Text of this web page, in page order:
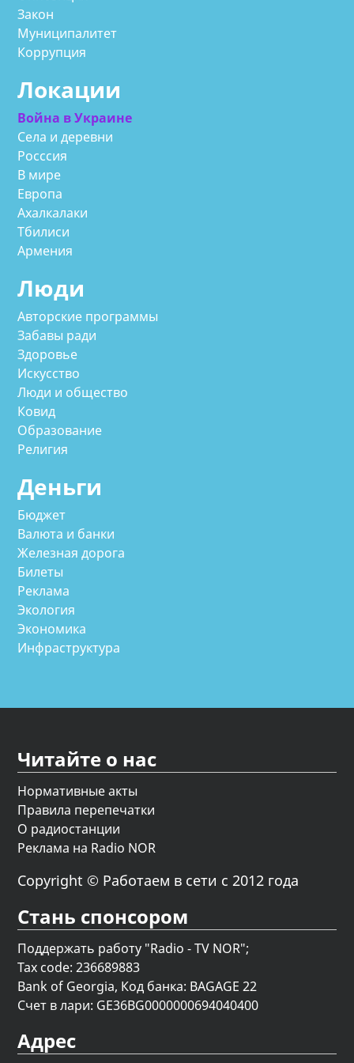
Закон
Муниципалитет
Коррупция
Локации
Война в Украине
Села и деревни
Росссия
В мире
Европа
Ахалкалаки
Тбилиси
Армения
Люди
Авторские программы
Забавы ради
Здоровье
Искусство
Люди и общество
Ковид
Образование
Религия
Деньги
Бюджет
Валюта и банки
Железная дорога
Билеты
Реклама
Экология
Экономика
Инфраструктура
Читайте о нас
Нормативные акты
Правила перепечатки
О радиостанции
Реклама на Radio NOR
Copyright © Работаем в сети с 2012 года
Стань спонсором
Поддержать работу "Radio - TV NOR";
Tax code: 236689883
Bank of Georgia, Код банка: BAGAGE 22
Счет в лари: GE36BG0000000694040400
Адрес